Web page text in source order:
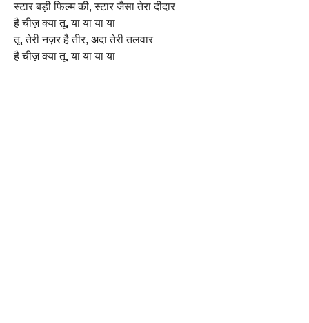
स्टार बड़ी फिल्म की, स्टार जैसा तेरा दीदार
है चीज़ क्या तू, या या या या
तू, तेरी नज़र है तीर, अदा तेरी तलवार
है चीज़ क्या तू, या या या या